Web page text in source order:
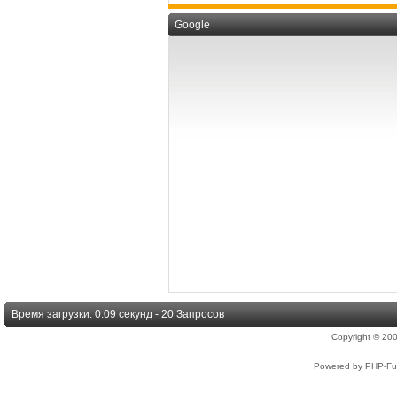
Google
Время загрузки: 0.09 секунд - 20 Запросов
Copyright ©
Powered by PHP-